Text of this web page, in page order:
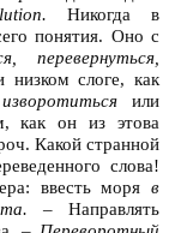
Никогда в
понятия. Оно с
перевернуться,
низком слоге, как
изворотитьсяили
как он из этова
Какой странной
слова!
ввесть моря в
–Направлять